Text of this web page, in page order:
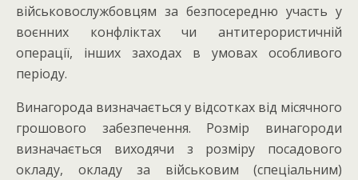
військовослужбовцям за безпосередню участь у
воєнних конфліктах чи антитерористичній
операції, інших заходах в умовах особливого
періоду.
Винагорода визначається у відсотках від місячного
грошового забезпечення. Розмір винагороди
визначається виходячи з розміру посадового
окладу, окладу за військовим (спеціальним)